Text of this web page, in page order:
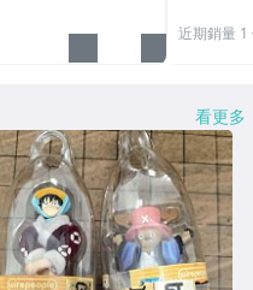
近期銷量 1
看更多